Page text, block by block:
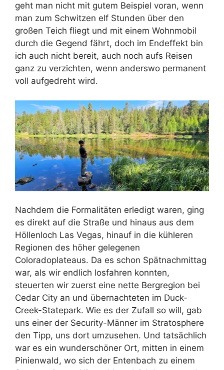
geht man nicht mit gutem Beispiel voran, wenn
man zum Schwitzen elf Stunden über den
großen Teich fliegt und mit einem Wohnmobil
durch die Gegend fährt, doch im Endeffekt bin
ich auch nicht bereit, auch noch aufs Reisen
ganz zu verzichten, wenn anderswo permanent
voll aufgedreht wird.
Nachdem die Formalitäten erledigt waren, ging
es direkt auf die Straße und hinaus aus dem
Höllenloch Las Vegas, hinauf in die kühleren
Regionen des höher gelegenen
Coloradoplateaus. Da es schon Spätnachmittag
war, als wir endlich losfahren konnten,
steuerten wir zuerst eine nette Bergregion bei
Cedar City an und übernachteten im Duck-
Creek-Statepark. Wie es der Zufall so will, gab
uns einer der Security-Männer im Stratosphere
den Tipp, uns dort umzusehen. Und tatsächlich
war es ein wunderschöner Ort, mitten in einem
Pinienwald, wo sich der Entenbach zu einem